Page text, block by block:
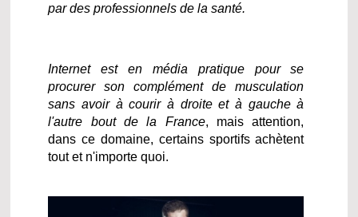
par des professionnels de la santé.
Internet est en média pratique pour se
procurer son complément de musculation
sans avoir à courir à droite et à gauche à
l'autre bout de la France, mais attention,
dans ce domaine, certains sportifs achètent
tout et n'importe quoi.